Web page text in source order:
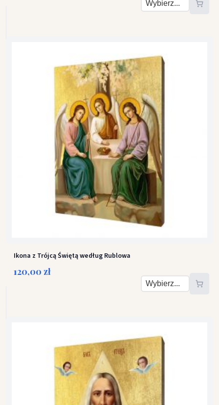
Ikona z Trójcą Świętą według Rublowa
120,00 zł